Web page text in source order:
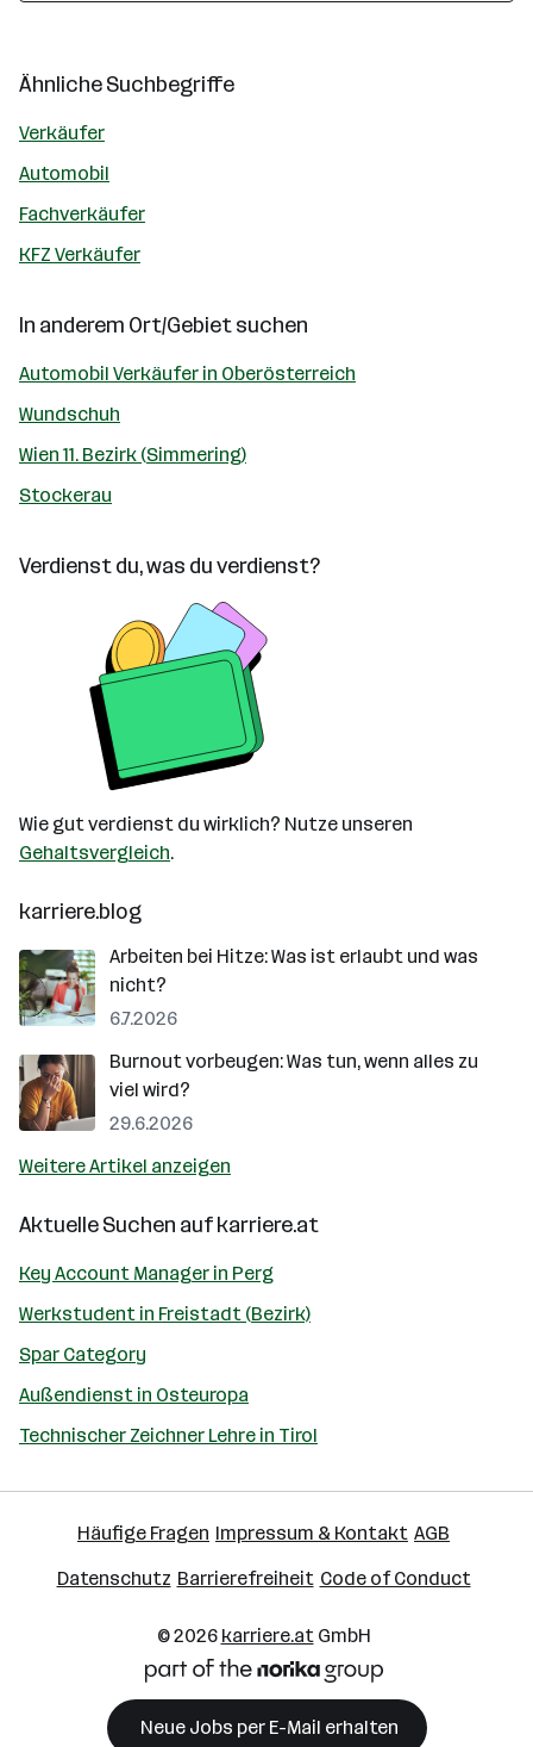
Ähnliche Suchbegriffe
Verkäufer
Automobil
Fachverkäufer
KFZ Verkäufer
In anderem Ort/Gebiet suchen
Automobil Verkäufer in Oberösterreich
Wundschuh
Wien 11. Bezirk (Simmering)
Stockerau
Verdienst du, was du verdienst?
Wie gut verdienst du wirklich? Nutze unseren
Gehaltsvergleich.
karriere.blog
Arbeiten bei Hitze: Was ist erlaubt und was
nicht?
6.7.2026
Burnout vorbeugen: Was tun, wenn alles zu
viel wird?
29.6.2026
Weitere Artikel anzeigen
Aktuelle Suchen aufkarriere.at
Key Account Manager in Perg
Werkstudent in Freistadt (Bezirk)
Spar Category
Außendienst in Osteuropa
Technischer Zeichner Lehre in Tirol
Häufige Fragen Impressum & Kontakt AGB
Datenschutz Barrierefreiheit Code of Conduct
© 2026 karriere.atGmbH
Neue Jobs per E-Mail erhalten